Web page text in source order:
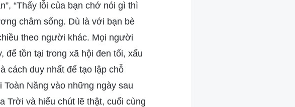
“Thấy lỗi của bạn chớ nói gì thì
châm sống. Dù là với bạn bè
theo người khác. Mọi người
để tồn tại trong xã hội đen tối, xấu
cách duy nhất để tạo lập chỗ
Năng vào những ngày sau
Trời và hiểu chút lẽ thật, cuối cùng